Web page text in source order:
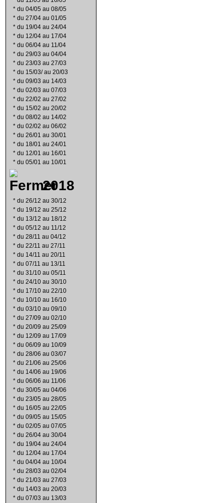
* du 04/05 au 08/05
* du 27/04 au 01/05
* du 19/04 au 24/04
* du 12/04 au 17/04
* du 06/04 au 11/04
* du 29/03 au 04/04
* du 23/03 au 27/03
* du 15/03/ au 20/03
* du 09/03 au 14/03
* du 02/03 au 07/03
* du 22/02 au 27/02
* du 15/02 au 20/02
* du 08/02 au 14/02
* du 02/02 au 06/02
* du 26/01 au 30/01
* du 18/01 au 24/01
* du 12/01 au 16/01
* du 05/01 au 10/01
2018
* du 26/12 au 30/12
* du 19/12 au 25/12
* du 13/12 au 18/12
* du 05/12 au 11/12
* du 28/11 au 04/12
* du 22/11 au 27/11
* du 14/11 au 20/11
* du 07/11 au 13/11
* du 31/10 au 05/11
* du 24/10 au 30/10
* du 17/10 au 22/10
* du 10/10 au 16/10
* du 03/10 au 09/10
* du 27/09 au 02/10
* du 20/09 au 25/09
* du 12/09 au 17/09
* du 06/09 au 10/09
* du 28/06 au 03/07
* du 21/06 au 25/06
* du 14/06 au 19/06
* du 06/06 au 11/06
* du 30/05 au 04/06
* du 23/05 au 28/05
* du 16/05 au 22/05
* du 09/05 au 15/05
* du 02/05 au 07/05
* du 26/04 au 30/04
* du 19/04 au 24/04
* du 12/04 au 17/04
* du 04/04 au 10/04
* du 28/03 au 02/04
* du 21/03 au 27/03
* du 14/03 au 20/03
* du 07/03 au 13/03